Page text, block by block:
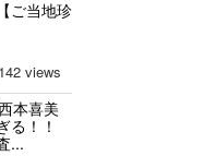
ご当地珍
views
本喜美
る！！
...